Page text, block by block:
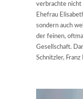
verbrachte nicht
Ehefrau
sondern auch
der feinen,
Gesellschaft.
Schnitzler,